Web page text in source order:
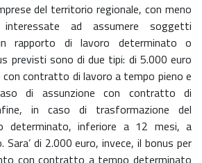
del territorio regionale, con meno
ad assumere soggetti
rapporto di lavoro determinato o
previsti sono di due tipi: di 5.000 euro
con contratto di lavoro a tempo pieno e
di assunzione con contratto di
in caso di trasformazione del
determinato, inferiore a 12 mesi, a
di 2.000 euro, invece, il bonus per
con contratto a tempo determinato